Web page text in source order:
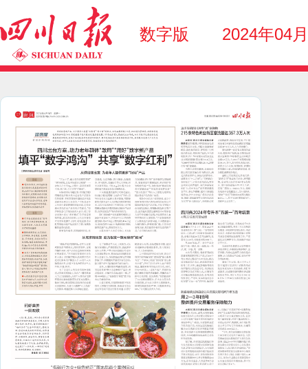
数字版 2024年04